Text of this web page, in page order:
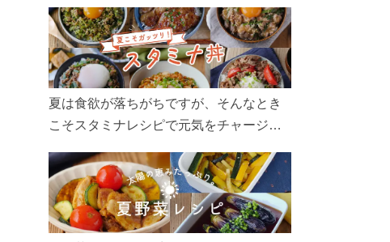
ん、製造現場や品質へのこだわりまで。
こめ油をもっと好きになるコンテンツを
ぜひお楽しみください。
夏は食欲が落ちがちですが、そんなとき
こそスタミナレシピで元気をチャージ！
リ食べて、夏バテを吹き飛ばしましょ
う！